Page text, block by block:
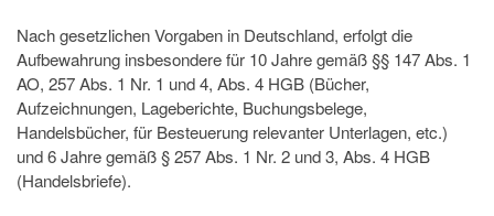
Nach gesetzlichen Vorgaben in Deutschland, erfolgt die
Aufbewahrung insbesondere für 10 Jahre gemäß §§ 147 Abs. 1
AO, 257 Abs. 1 Nr. 1 und 4, Abs. 4 HGB (Bücher,
Aufzeichnungen, Lageberichte, Buchungsbelege,
Handelsbücher, für Besteuerung relevanter Unterlagen, etc.)
und 6 Jahre gemäß § 257 Abs. 1 Nr. 2 und 3, Abs. 4 HGB
(Handelsbriefe).